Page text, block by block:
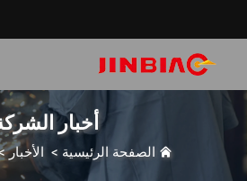
أخبار الشركة
الصفحة الرئيسية>الأخبار>